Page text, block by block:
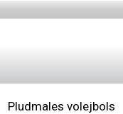
Pludmales volejbols